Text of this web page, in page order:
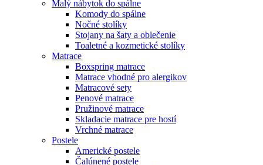
Malý nábytok do spálne
Komody do spálne
Nočné stolíky
Stojany na šaty a oblečenie
Toaletné a kozmetické stolíky
Matrace
Boxspring matrace
Matrace vhodné pro alergikov
Matracové sety
Penové matrace
Pružinové matrace
Skladacie matrace pre hostí
Vrchné matrace
Postele
Americké postele
Čalúnené postele